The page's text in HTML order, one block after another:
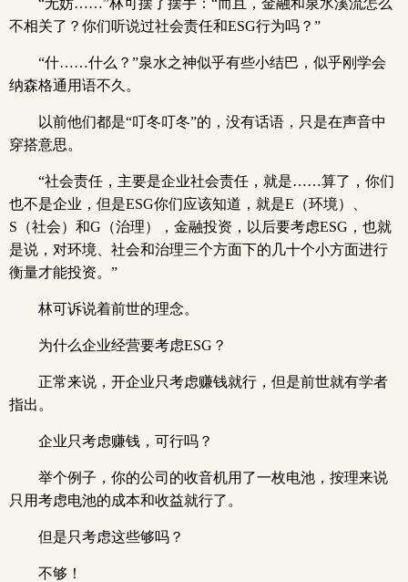
“无妨……”林可摆了摆手：“而且，金融和泉水溪流怎么
不相关了？你们听说过社会责任和ESG行为吗？”
“什……什么？”泉水之神似乎有些小结巴，似乎刚学会
纳森格通用语不久。
以前他们都是“叮冬叮冬”的，没有话语，只是在声音中
穿搭意思。
“社会责任，主要是企业社会责任，就是……算了，你们
也不是企业，但是ESG你们应该知道，就是E（环境）、
S（社会）和G（治理），金融投资，以后要考虑ESG，也就
是说，对环境、社会和治理三个方面下的几十个小方面进行
衡量才能投资。”
林可诉说着前世的理念。
为什么企业经营要考虑ESG？
正常来说，开企业只考虑赚钱就行，但是前世就有学者
指出。
企业只考虑赚钱，可行吗？
举个例子，你的公司的收音机用了一枚电池，按理来说
只用考虑电池的成本和收益就行了。
但是只考虑这些够吗？
不够！